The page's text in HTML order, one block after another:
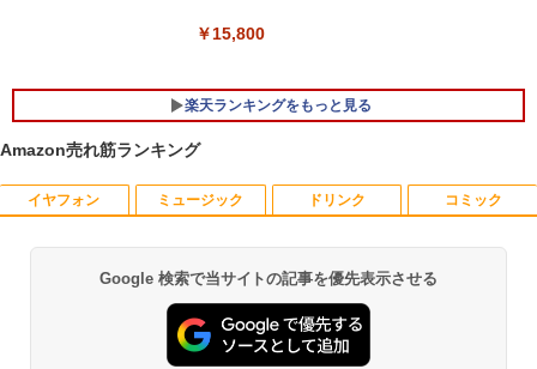
￥15,800
楽天ランキングをもっと見る
1
【中古】 自作機 Z170 PRO GAMING Co
ンクPC [96640]
1
【送料無料】TF: 富士通 23.8型液晶ディ
1920x1080/ D-sub,DVI,Displayport フ
ルHD(1920×1080) 中古ディスプレイ 中
古モニター /24型 ワイド 液晶モニター
【3ケ月保証】
￥6,480
1
漫画 いしぶみ 原爆が落ちてくると
1） [ 広島テレビ放送編『いしぶみ』 ]
Amazon売れ筋ランキング
イヤフォン
Anker Soundcore P40i オフホワイト
￥5,990
ミュージック
BRUCE WAYNE feat. Flo Milli, ATL Jacob
[Explicit]
￥250
ドリンク
by Amazon 天然水 ラベルレス 500ml ×24本
富士山の天然水 バナジウム含有 水 ミネラル
ウォーター ペットボトル 静岡県産 500ミリリ
ットル (Smart Basic)
コミック
薬屋のひとりごと 17巻 (デジタル版ビッグガ
ンガンコミックス)
￥770
Google 検索で当サイトの記事を優先表示させる